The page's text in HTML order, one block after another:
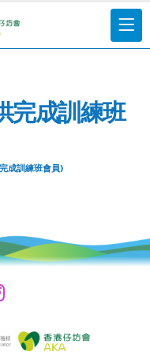
完成訓練班
成訓練班會員)